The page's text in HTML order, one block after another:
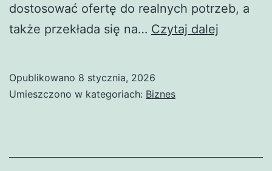
dostosować ofertę do realnych potrzeb, a
także przekłada się na… Czytaj dalej
Opublikowano 8 stycznia, 2026
Umieszczono w kategoriach: Biznes